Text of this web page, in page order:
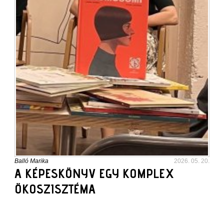
Balló Marika 2026. 05. 20.
A KÉPESKÖNYV EGY KOMPLEX
ÖKOSZISZTÉMA